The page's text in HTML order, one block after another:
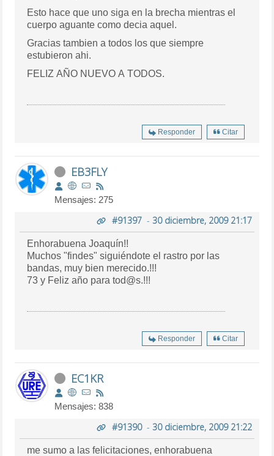
Esto hace que uno siga en la brecha mientras el
cuerpo aguante como decia aquel.
Gracias tambien a todos los que siempre
estubieron ahi.
FELIZ AÑO NUEVO A TODOS.
Responder Citar
EB3FLY
Mensajes: 275
#91397- 30 diciembre, 2009 21:17
Enhorabuena Joaquín!!
Muchos "findes" siguiéndote el rastro por las
bandas, muy bien merecido.!!!
73 y Feliz año para tod@s.!!!
Responder Citar
EC1KR
Mensajes: 838
#91390- 30 diciembre, 2009 21:22
me sumo a las felicitaciones, enhorabuena